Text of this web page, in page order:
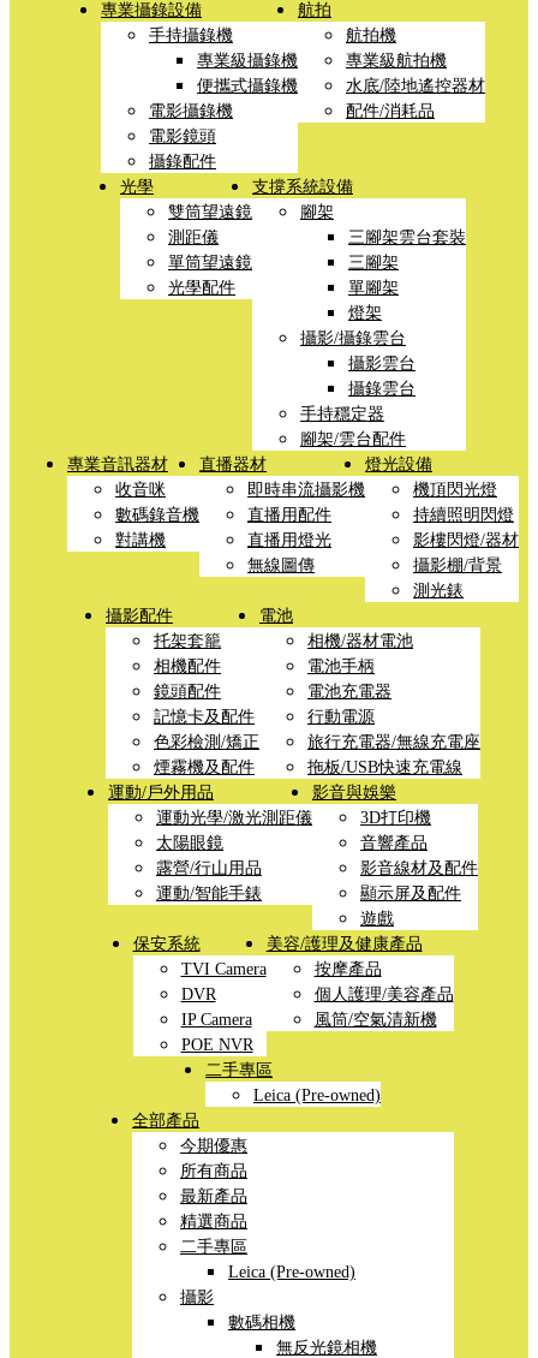
專業攝錄設備
手持攝錄機
專業級攝錄機
便攜式攝錄機
電影攝錄機
電影鏡頭
攝錄配件
航拍
航拍機
專業級航拍機
水底/陸地遙控器材
配件/消耗品
光學
雙筒望遠鏡
測距儀
單筒望遠鏡
光學配件
支撐系統設備
腳架
三腳架雲台套裝
三腳架
單腳架
燈架
攝影/攝錄雲台
攝影雲台
攝錄雲台
手持穩定器
腳架/雲台配件
專業音訊器材
收音咪
數碼錄音機
對講機
直播器材
即時串流攝影機
直播用配件
直播用燈光
無線圖傳
燈光設備
機頂閃光燈
持續照明閃燈
影樓閃燈/器材
攝影棚/背景
測光錶
攝影配件
托架套籠
相機配件
鏡頭配件
記憶卡及配件
色彩檢測/矯正
煙霧機及配件
電池
相機/器材電池
電池手柄
電池充電器
行動電源
旅行充電器/無線充電座
拖板/USB快速充電線
運動/戶外用品
運動光學/激光測距儀
太陽眼鏡
露營/行山用品
運動/智能手錶
影音與娛樂
3D打印機
音響產品
影音線材及配件
顯示屏及配件
遊戲
保安系統
TVI Camera
DVR
IP Camera
POE NVR
美容/護理及健康產品
按摩產品
個人護理/美容產品
風筒/空氣清新機
二手專區
Leica (Pre-owned)
全部產品
今期優惠
所有商品
最新產品
精選商品
二手專區
Leica (Pre-owned)
攝影
數碼相機
無反光鏡相機